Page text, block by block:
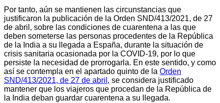
Por tanto, aún se mantienen las circunstancias que
justificaron la publicación de la Orden SN D/413/2021, de 27
de abril, sobre las condiciones de cuarentena a las que
deben someterse las personas procedentes de la República
de la India a su llegada a España, durante la situación de
crisis sanitaria ocasionada por la COVID-19, por lo que
persiste la necesidad de prorrogarla. En este sentido, y como
así se contempla en el apartado quinto de la Orden
SND/413/2021, de 27 de abril , se considera justificado
mantener que los viajeros que procedan de la República de
la India deban guardar cuarentena a su llegada.